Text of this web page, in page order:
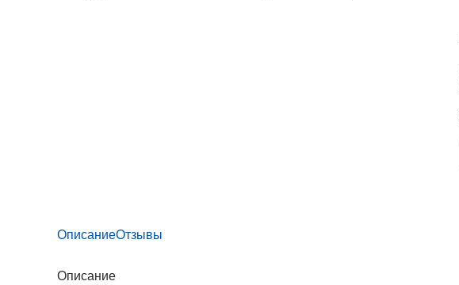
ОписаниеОтзывы
Описание